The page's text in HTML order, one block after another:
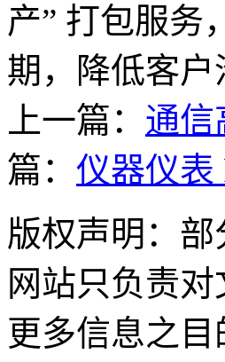
产” 打包服务
期，降低客户
上一篇： 通信
篇： 仪器仪表
版权声明：
网站只负责
更多信息之